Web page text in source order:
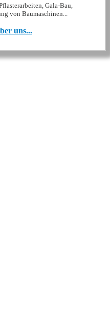
Gala-Bau,
von Baumaschinen...
uns...